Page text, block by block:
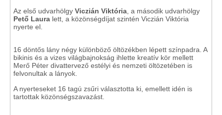
Az első udvarhölgy Viczián Viktória , a második udvarhölgy
Pető Laura lett, a közönségdíjat szintén Viczián Viktória
nyerte el.
16 döntős lány négy különböző öltözékben lépett színpadra. A
bikinis és a vizes világbajnokság ihlette kreatív kör mellett
Merő Péter divattervező estélyi és nemzeti öltözetében is
felvonultak a lányok.
A nyerteseket 16 tagú zsűri választotta ki, emellett idén is
tartottak közönségszavazást.